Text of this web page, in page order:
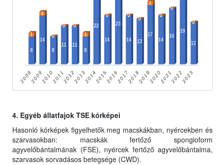
4. Egyéb állatfajok TSE kórképei
Hasonló kórképek figyelhetők meg macskákban, nyércekben és
szarvasokban: macskák fertőző spongioform
agyvelőbántalmának (FSE), nyércek fertőző agyvelőbántalma,
szarvasok sorvadásos betegsége (CWD).